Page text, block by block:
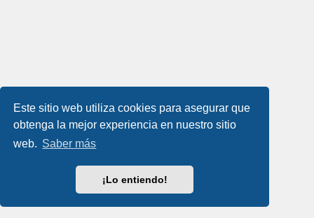
Este sitio web utiliza cookies para asegurar que
obtenga la mejor experiencia en nuestro sitio
web. Saber más
¡Lo entiendo!